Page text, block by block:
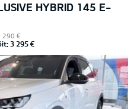
HYBRID 145 E-
290 €
3 295 €